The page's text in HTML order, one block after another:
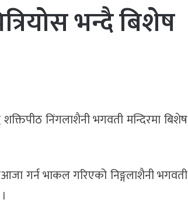
भन्दै बिशेष
शक्तिपीठ निंगलाशैनी भगवती मन्दिरमा बिशेष
गर्न भाकल गरिएको निङ्गलाशैनी भगवती